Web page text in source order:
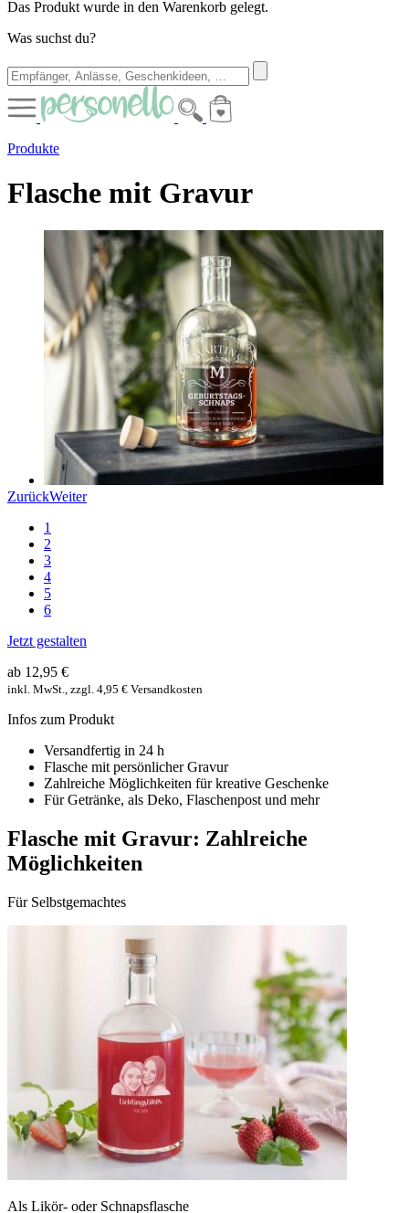
Das Produkt wurde in den Warenkorb gelegt.
Was suchst du?
Produkte
Flasche mit Gravur
ZurückWeiter
1
2
3
4
5
6
Jetzt gestalten
ab 12,95 €
inkl. MwSt., zzgl. 4,95 € Versandkosten
Infos zum Produkt
Versandfertig in 24 h
Flasche mit persönlicher Gravur
Zahlreiche Möglichkeiten für kreative Geschenke
Für Getränke, als Deko, Flaschenpost und mehr
Flasche mit Gravur: Zahlreiche
Möglichkeiten
Für Selbstgemachtes
Als Likör- oder Schnapsflasche